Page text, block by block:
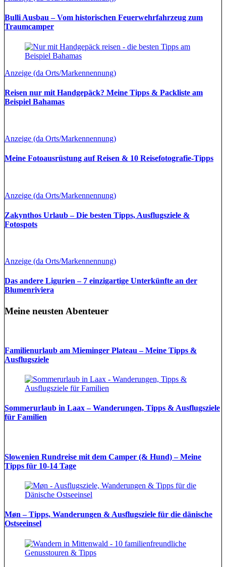
Bulli Ausbau – Vom historischen Feuerwehrfahrzeug zum
Traumcamper
Anzeige (da Orts/Markennennung)
Reisen nur mit Handgepäck? Meine Tipps & Packliste am
Beispiel Bahamas
Anzeige (da Orts/Markennennung)
Meine Fotoausrüstung auf Reisen & 10 Reisefotografie-Tipps
Anzeige (da Orts/Markennennung)
Zakynthos Urlaub – Die besten Tipps, Ausflugsziele &
Fotospots
Anzeige (da Orts/Markennennung)
Das andere Ligurien – 7 einzigartige Unterkünfte an der
Blumenriviera
Meine neusten Abenteuer
Familienurlaub am Mieminger Plateau – Meine Tipps &
Ausflugsziele
Sommerurlaub in Laax – Wanderungen, Tipps & Ausflugsziele
für Familien
Slowenien Rundreise mit dem Camper (& Hund) – Meine
Tipps für 10-14 Tage
Møn – Tipps, Wanderungen & Ausflugsziele für die dänische
Ostseeinsel